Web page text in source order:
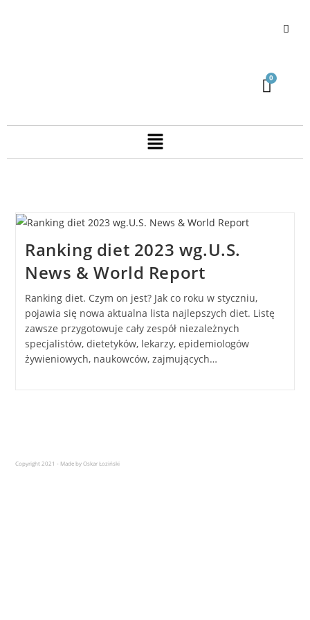
Ranking diet 2023 wg.U.S.
News & World Report
Ranking diet. Czym on jest? Jak co roku w styczniu,
pojawia się nowa aktualna lista najlepszych diet. Listę
zawsze przygotowuje cały zespół niezależnych
specjalistów, dietetyków, lekarzy, epidemiologów
żywieniowych, naukowców, zajmujących…
Copyright 2021 - Made by Oskar Łoziński